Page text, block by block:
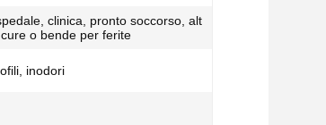
clinica, pronto soccorso, alt
o bende per ferite
inodori